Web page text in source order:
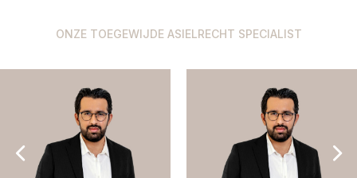
ONZE TOEGEWIJDE ASIELRECHT SPECIALIST